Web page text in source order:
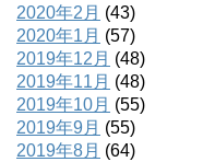
2020年2月 (43)
2020年1月 (57)
2019年12月 (48)
2019年11月 (48)
2019年10月 (55)
2019年9月 (55)
2019年8月 (64)